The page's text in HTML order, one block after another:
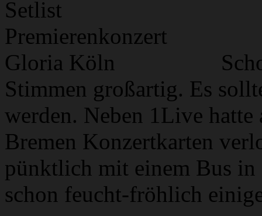
Stimmen großartig. Es
werden. Neben 1Live hatte
Bremen Konzertkarten
pünktlich mit einem Bus in
schon feucht-fröhlich